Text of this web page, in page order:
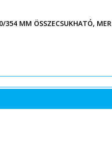
MM ÖSSZECSUKHATÓ,